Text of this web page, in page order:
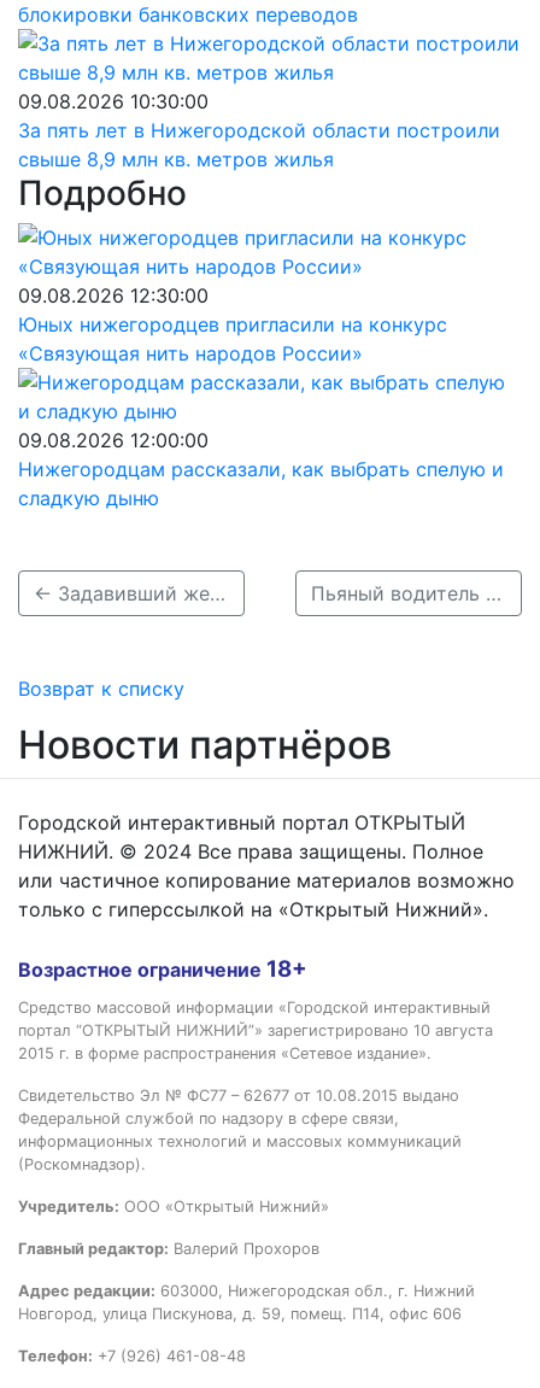
блокировки банковских переводов
09.08.2026 10:30:00
За пять лет в Нижегородской области построили
свыше 8,9 млн кв. метров жилья
Подробно
09.08.2026 12:30:00
Юных нижегородцев пригласили на конкурс
«Связующая нить народов России»
09.08.2026 12:00:00
Нижегородцам рассказали, как выбрать спелую и
сладкую дыню
← Задавивший женщину в Богородске водитель может сесть на 12 лет Пьяный водитель Приоры насмерть задавил женщину в Богородске →
Возврат к списку
Новости партнёров
Городской интерактивный портал ОТКРЫТЫЙ
НИЖНИЙ. © 2024 Все права защищены. Полное
или частичное копирование материалов возможно
только с гиперссылкой на «Открытый Нижний».
Возрастное ограничение 18+
Средство массовой информации «Городской интерактивный
портал “ОТКРЫТЫЙ НИЖНИЙ”» зарегистрировано 10 августа
2015 г. в форме распространения «Сетевое издание».
Свидетельство Эл № ФС77 – 62677 от 10.08.2015 выдано
Федеральной службой по надзору в сфере связи,
информационных технологий и массовых коммуникаций
(Роскомнадзор).
Учредитель: ООО «Открытый Нижний»
Главный редактор: Валерий Прохоров
Адрес редакции: 603000, Нижегородская обл., г. Нижний
Новгород, улица Пискунова, д. 59, помещ. П14, офис 606
Телефон: +7 (926) 461-08-48